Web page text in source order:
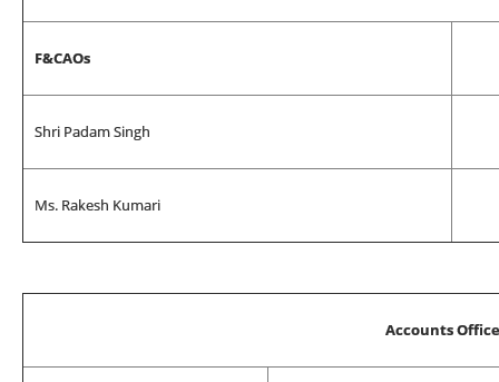
F&CAOs
Shri Padam Singh
Ms. Rakesh Kumari
Accounts